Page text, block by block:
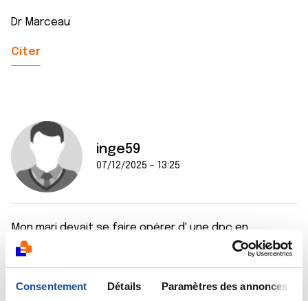
Consentement Détails Paramètres des annonces
Dr Marceau
Citer
inge59
07/12/2025 - 13:25
Mon mari devait se faire opérer d' une dpc en
novembre
Malheureusement on lui a découvert des métastases
au foie début octobre donc plus d'intervention il a